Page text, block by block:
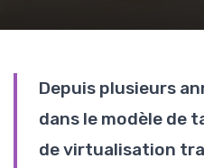
Depuis plusieurs
dans le modèle de
de virtualisation